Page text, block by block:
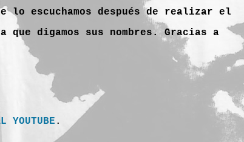
lo escuchamos después de realizar el
digamos sus nombres. Gracias a
YOUTUBE .